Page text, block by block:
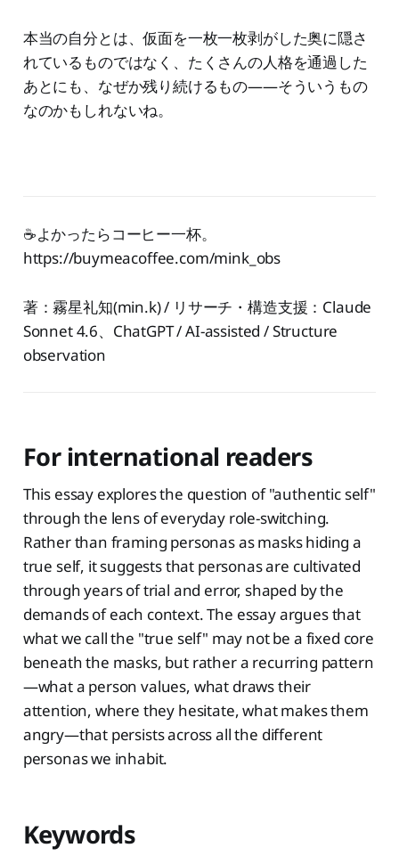
本当の自分とは、仮面を一枚一枚剥がした奥に隠さ
れているものではなく、たくさんの人格を通過した
あとにも、なぜか残り続けるもの——そういうもの
なのかもしれないね。
☕️よかったらコーヒー一杯。
https://buymeacoffee.com/mink_obs
著：霧星礼知(min.k) / リサーチ・構造支援：Claude
Sonnet 4.6、ChatGPT / AI-assisted / Structure
observation
For international readers
This essay explores the question of "authentic self"
through the lens of everyday role-switching.
Rather than framing personas as masks hiding a
true self, it suggests that personas are cultivated
through years of trial and error, shaped by the
demands of each context. The essay argues that
what we call the "true self" may not be a fixed core
beneath the masks, but rather a recurring pattern
—what a person values, what draws their
attention, where they hesitate, what makes them
angry—that persists across all the different
personas we inhabit.
Keywords